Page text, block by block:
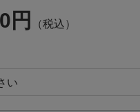
円 （税込）